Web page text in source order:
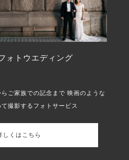
ォトウエディング
ご家族での記念まで 映画のような
撮影するフォトサービス
しくはこちら